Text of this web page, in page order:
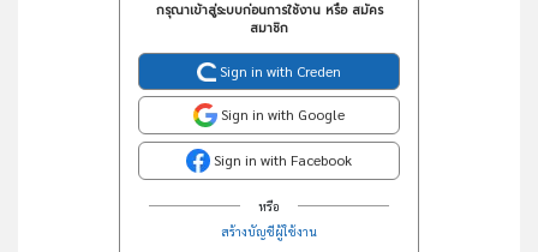
กรุณาเข้าสู่ระบบก่อนการใช้งาน หรือ สมัคร
สมาชิก
Sign in with Creden
Sign in with Google
Sign in with Facebook
หรือ
สร้างบัญชีผู้ใช้งาน